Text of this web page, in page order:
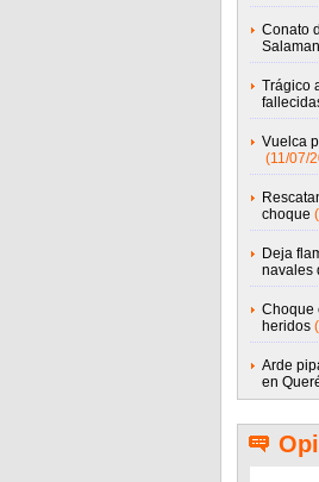
Conato
Trágico
Vuelca
(11/07/
choque
Deja
navales
Choque
heridos
Arde
en